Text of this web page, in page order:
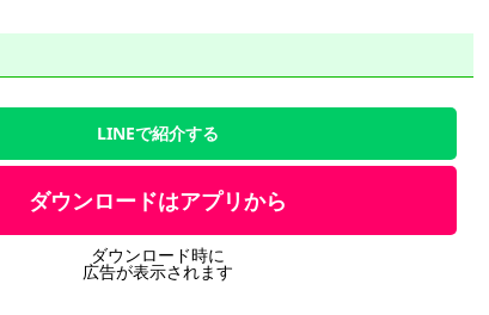
LINEで紹介する
ダウンロードはアプリから
ダウンロード時に
広告が表示されます